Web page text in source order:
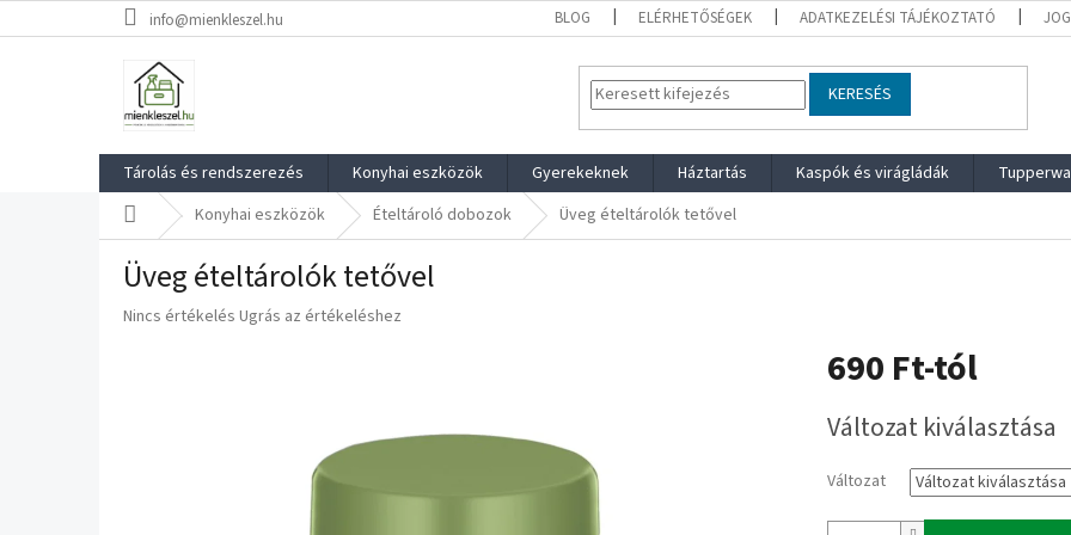
a
info@mienkleszel.hu BLOG ELÉRHETŐSÉGEK ADATKEZELÉSI TÁJÉKOZTATÓ
KERESÉS
Tárolás és rendszerezés Konyhai eszközök Gyerekeknek Háztartás Kaspók és virágládák
KezdőlapKonyhai eszközök Étel­tároló dobozok Üveg ételtárolók tetővel
Üveg ételtárolók tetővel
A
Nincs értékelés Ugrás az értékeléshez
690 Ft-tól
Változat kiválasztása
Változat